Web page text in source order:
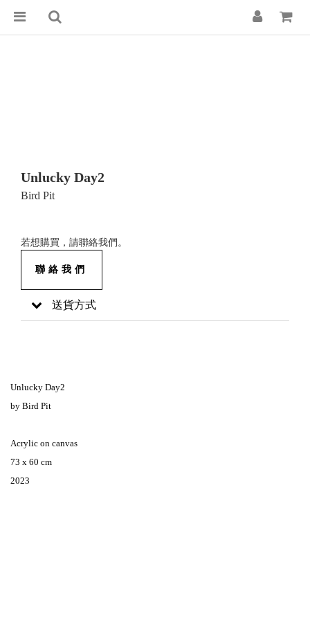
Unlucky Day2
Bird Pit
若想購買，請聯絡我們。
聯絡我們
送貨方式
Unlucky Day2
by Bird Pit
Acrylic on canvas
73 x 60 cm
2023